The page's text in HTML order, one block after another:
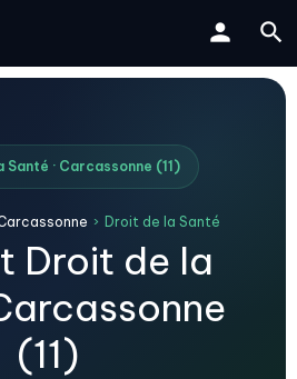
· Carcassonne (11)
› Droit de la Santé
Droit de la
(11)